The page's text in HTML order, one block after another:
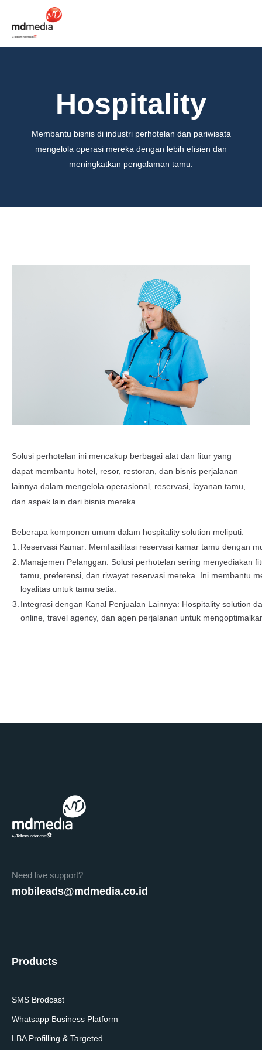
Products
Developers
Contact
Hospitality
Membantu bisnis di industri perhotelan dan pariwisata
mengelola operasi mereka dengan lebih efisien dan
meningkatkan pengalaman tamu.
Solusi perhotelan ini mencakup berbagai alat dan fitur yang
dapat membantu hotel, resor, restoran, dan bisnis perjalanan
lainnya dalam mengelola operasional, reservasi, layanan tamu,
dan aspek lain dari bisnis mereka.
Beberapa komponen umum dalam hospitality solution meliputi:
1.
Reservasi Kamar: Memfasilitasi reservasi kamar tamu dengan
2. Manajemen Pelanggan: Solusi perhotelan sering menyediakan
tamu, preferensi, dan riwayat reservasi mereka. Ini membantu
loyalitas untuk tamu setia.
3. Integrasi dengan Kanal Penjualan Lainnya: Hospitality solution
online, travel agency, dan agen perjalanan untuk
Products
SMS Brodcast
Whatsapp Business Platform
LBA Profilling & Targeted
Need live support?
mobileads@mdmedia.co.id